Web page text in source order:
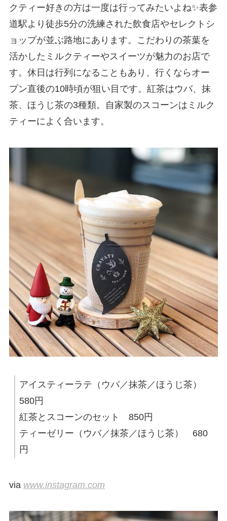
クティー好きの方は一度は行ってみたいよね✨表参
道駅より徒歩5分の洗練された飲食店やセレクトシ
ョップが並ぶ路地にあります。こだわりの茶葉を
活かしたミルクティーやスイーツが魅力のお店で
す。休日は行列になることもあり、行くならオー
プン直後の10時頃が狙い目です。紅茶はウバ、抹
茶、ほうじ茶の3種類。自家製のスコーンはミルク
ティーによく合います。
アイスティーラテ（ウバ／抹茶／ほうじ茶）
580円
紅茶とスコーンのセット 850円
ティーゼリー（ウバ／抹茶／ほうじ茶） 680
円
via www.instagram.com